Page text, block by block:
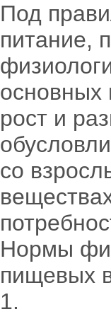
Под
питание,
основных
рост и
со
Нормы
пищевых
1.